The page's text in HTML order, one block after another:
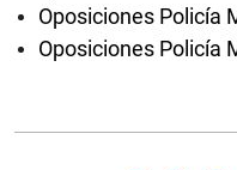
Oposiciones Policía
Oposiciones Policía